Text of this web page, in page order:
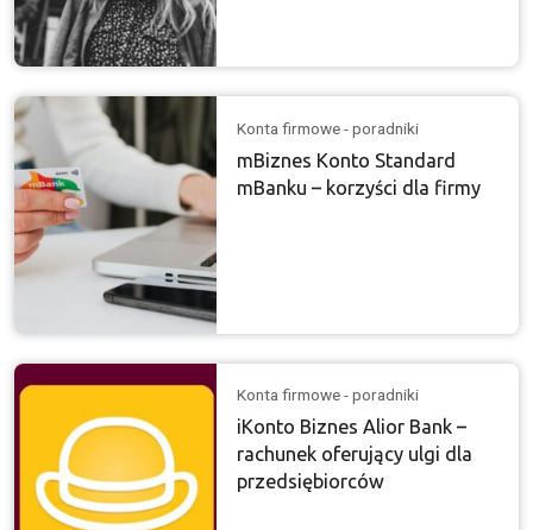
Konta firmowe - poradniki
mBiznes Konto Standard
mBanku – korzyści dla firmy
Konta firmowe - poradniki
iKonto Biznes Alior Bank –
rachunek oferujący ulgi dla
przedsiębiorców